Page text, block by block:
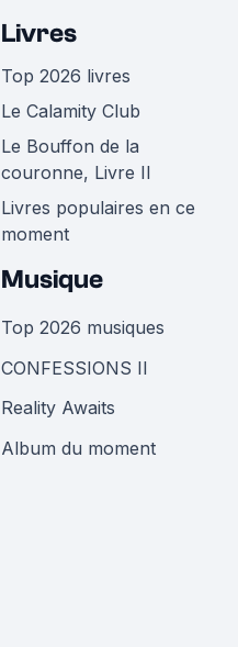
Livres
Top 2026 livres
Le Calamity Club
Le Bouffon de la
couronne, Livre II
Livres populaires en ce
moment
Musique
Top 2026 musiques
CONFESSIONS II
Reality Awaits
Album du moment